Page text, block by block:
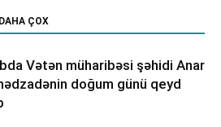
ÇOX
Vətən müharibəsi şəhidi Anar
doğum günü qeyd